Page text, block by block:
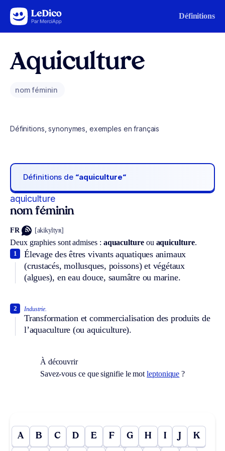
Aller au contenu Définitions
Aquiculture
nom féminin
Définitions, synonymes, exemples en français
Définitions de “aquiculture“
aquiculture
nom féminin
FR [akikyltyʀ]
Deux graphies sont admises : aquacultureou aquiculture.
Élevage des êtres vivants aquatiques animaux
(crustacés, mollusques, poissons) et végétaux
(algues), en eau douce, saumâtre ou marine.
1
Industrie.
Transformation et commercialisation des produits de
l’aquaculture (ou aquiculture).
2
À découvrir
Savez-vous ce que signifie le motleptonique ?
A B C D E F G H I J K